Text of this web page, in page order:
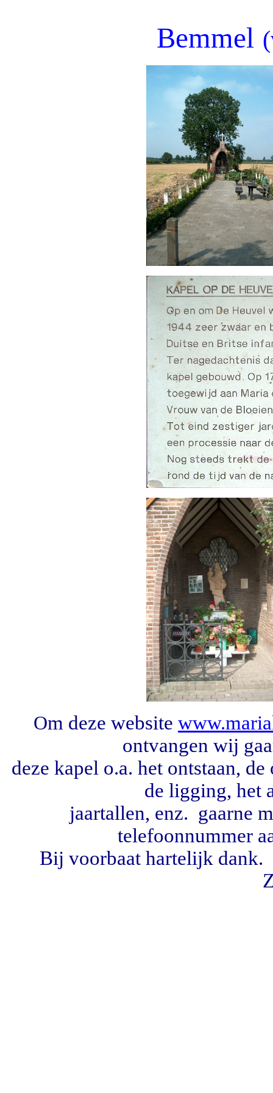
Bemmel
Om deze website
ontvangen wij
deze kapel o.a. het ontstaan,
de ligging, het
jaartallen, enz. gaarne
telefoonnummer
Bij voorbaat hartelijk